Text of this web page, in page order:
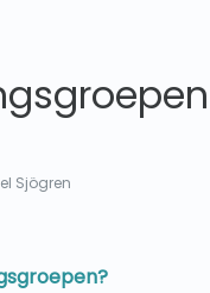
Sjögren